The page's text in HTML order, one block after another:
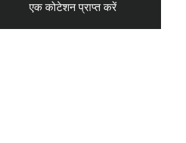
एक कोटेशन प्राप्त करें